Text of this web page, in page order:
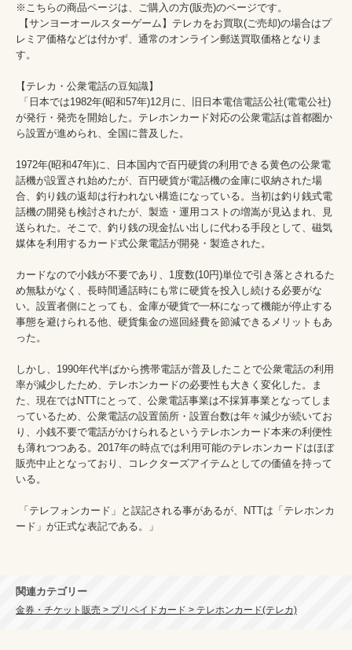
※こちらの商品ページは、ご購入の方(販売)のページです。
レミア価格などは付かず、通常のオンライン郵送買取価格となりま
す。
【テレカ・公衆電話の豆知識】
が発行・発売を開始した。テレホンカード対応の公衆電話は首都圏か
ら設置が進められ、全国に普及した。
1972年(昭和47年)に、日本国内で百円硬貨の利用できる黄色の公衆電
話機が設置され始めたが、百円硬貨が電話機の金庫に収納された場
合、釣り銭の返却は行われない構造になっている。当初は釣り銭式電
話機の開発も検討されたが、製造・運用コストの増嵩が見込まれ、見
送られた。そこで、釣り銭の現金払い出しに代わる手段として、磁気
媒体を利用するカード式公衆電話が開発・製造された。
カードなので小銭が不要であり、1度数(10円)単位で引き落とされるた
め無駄がなく、長時間通話時にも常に硬貨を投入し続ける必要がな
い。設置者側にとっても、金庫が硬貨で一杯になって機能が停止する
事態を避けられる他、硬貨集金の巡回経費を節減できるメリットもあ
った。
しかし、1990年代半ばから携帯電話が普及したことで公衆電話の利用
率が減少したため、テレホンカードの必要性も大きく変化した。ま
た、現在ではNTTにとって、公衆電話事業は不採算事業となってしま
っているため、公衆電話の設置箇所・設置台数は年々減少が続いてお
り、小銭不要で電話がかけられるというテレホンカード本来の利便性
も薄れつつある。2017年の時点では利用可能のテレホンカードはほぼ
販売中止となっており、コレクターズアイテムとしての価値を持って
いる。
ード」が正式な表記である。」
関連カテゴリー
金券・チケット販売 > プリペイドカード > テレホンカード(テレカ)